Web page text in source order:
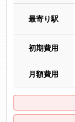
最寄り駅
初期費用
月額費用